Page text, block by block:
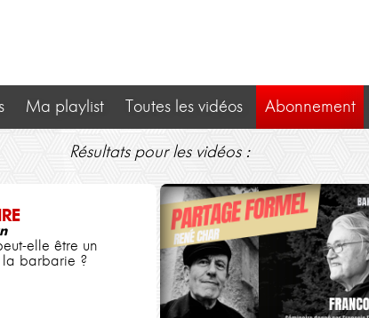
Ma playlist Toutes les vidéos Abonnement
Résultats pour les vidéos :
elle être un
la barbarie ?